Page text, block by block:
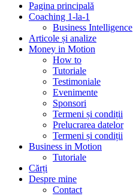
Pagina principală
Coaching 1-la-1
Business Intelligence
Articole și analize
Money in Motion
How to
Tutoriale
Testimoniale
Evenimente
Sponsori
Termeni și condiții
Prelucrarea datelor
Termeni și condiții
Business in Motion
Tutoriale
Cărți
Despre mine
Contact